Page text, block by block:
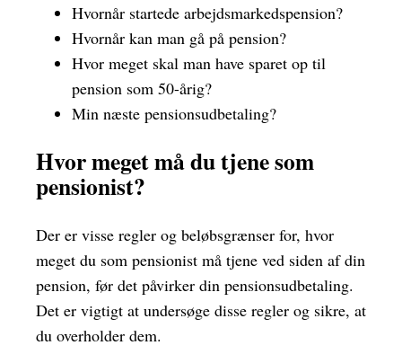
Hvornår startede arbejdsmarkedspension?
Hvornår kan man gå på pension?
Hvor meget skal man have sparet op til
pension som 50-årig?
Min næste pensionsudbetaling?
Hvor meget må du tjene som
pensionist?
Der er visse regler og beløbsgrænser for, hvor
meget du som pensionist må tjene ved siden af din
pension, før det påvirker din pensionsudbetaling.
Det er vigtigt at undersøge disse regler og sikre, at
du overholder dem.